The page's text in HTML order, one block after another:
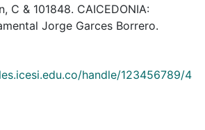
C & 101848. CAICEDONIA:
Jorge Garces Borrero.
handle/123456789/4